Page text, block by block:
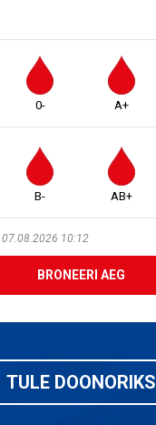
0- A+
B- AB+
10:12
BRONEERI AEG
TULE DOONORIKS